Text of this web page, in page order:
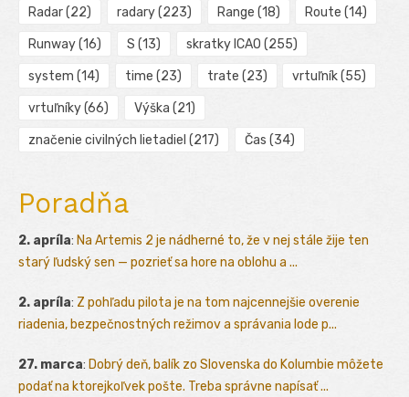
Radar(22) radary(223) Range (18) Route (14)
Runway(16) S (13) skratky ICAO (255)
system (14) time (23) trate (23) vrtuľník(55)
vrtuľníky(66) Výška (21)
značenie civilných lietadiel (217) Čas (34)
Poradňa
2. apríla: Na Artemis 2 je nádherné to, že v nej stále žije ten
starý ľudský sen — pozrieť sa hore na oblohu a ...
2. apríla: Z pohľadu pilota je na tom najcennejšie overenie
riadenia, bezpečnostných režimov a správania lode p...
27. marca: Dobrý deň, balík zo Slovenska do Kolumbie môžete
podať na ktorejkoľvek pošte. Treba správne napísať ...